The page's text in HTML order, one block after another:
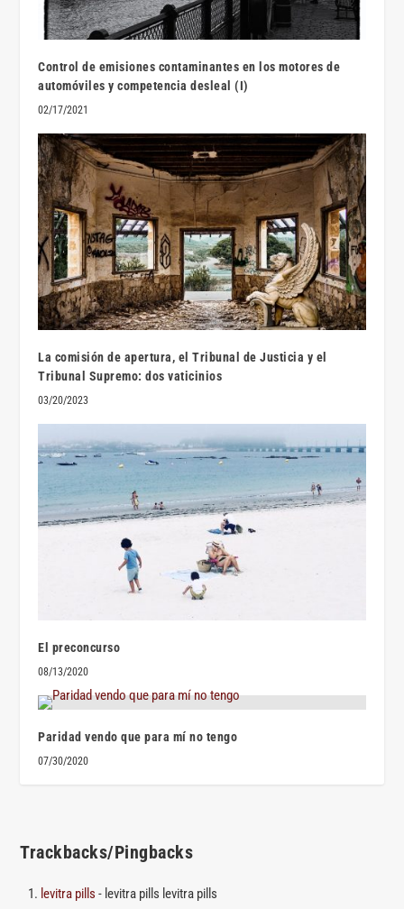
Control de emisiones contaminantes en los motores de
automóviles y competencia desleal (I)
02/17/2021
La comisión de apertura, el Tribunal de Justicia y el
Tribunal Supremo: dos vaticinios
03/20/2023
El preconcurso
08/13/2020
Paridad vendo que para mí no tengo
07/30/2020
Trackbacks/Pingbacks
levitra pills - levitra pills levitra pills